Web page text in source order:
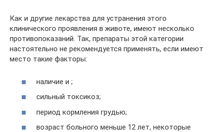
Как и другие лекарства для устранения этого
клинического проявления в животе, имеют несколько
противопоказаний. Так, препараты этой категории
настоятельно не рекомендуется применять, если имеют
место такие факторы:
наличие и ;
сильный токсикоз;
период кормления грудью;
возраст больного меньше 12 лет, некоторые